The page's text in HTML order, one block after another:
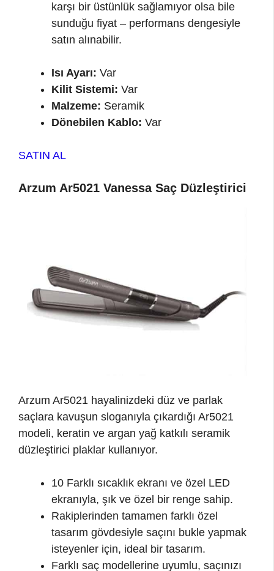
karşı bir üstünlük sağlamıyor olsa bile
sunduğu fiyat – performans dengesiyle
satın alınabilir.
Isı Ayarı: Var
Kilit Sistemi: Var
Malzeme: Seramik
Dönebilen Kablo: Var
SATIN AL
Arzum Ar5021 Vanessa Saç Düzleştirici
Arzum Ar5021 hayalinizdeki düz ve parlak
saçlara kavuşun sloganıyla çıkardığı Ar5021
modeli, keratin ve argan yağ katkılı seramik
düzleştirici plaklar kullanıyor.
10 Farklı sıcaklık ekranı ve özel LED
ekranıyla, şık ve özel bir renge sahip.
Rakiplerinden tamamen farklı özel
tasarım gövdesiyle saçını bukle yapmak
isteyenler için, ideal bir tasarım.
Farklı saç modellerine uyumlu, saçınızı